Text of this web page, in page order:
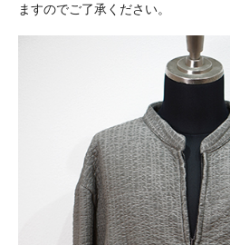
ますのでご了承ください。